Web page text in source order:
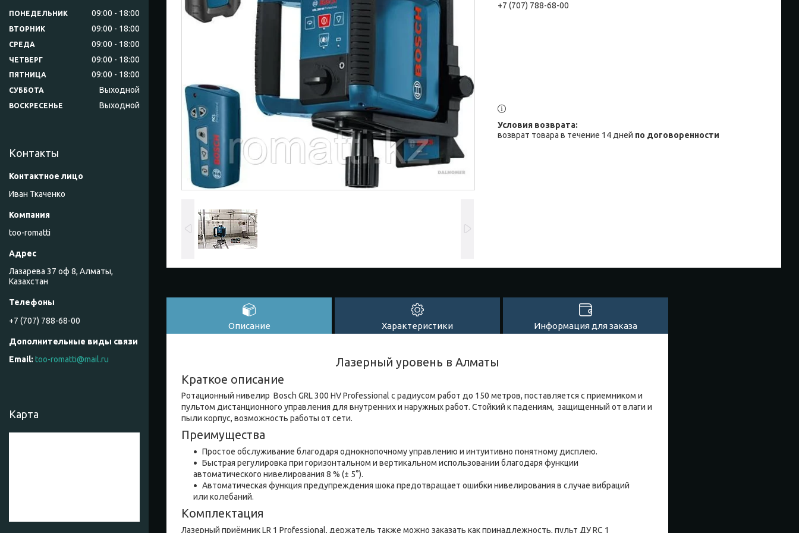
+7 (707) 788-68-00
возврат товара в течение 14 дней по договоренности
Описание Характеристики Информация для заказа
Лазерный уровень в Алматы
Краткое описание
Ротационный нивелир Bosch GRL 300 HV Professional с радиусом работ до 150 метров, поставляется с приемником и
пультом дистанционного управления для внутренних и наружных работ. Стойкий к падениям, защищенный от влаги и
пыли корпус, возможность работы от сети.
Преимущества
Простое обслуживание благодаря однокнопочному управлению и интуитивно понятному дисплею.
Быстрая регулировка при горизонтальном и вертикальном использовании благодаря функции
автоматического нивелирования 8 % (± 5°).
Автоматическая функция предупреждения шока предотвращает ошибки нивелирования в случае вибраций
или колебаний.
Комплектация
Лазерный приёмник LR 1 Professional, держатель также можно заказать как принадлежность, пульт ДУ RC 1
ПОНЕДЕЛЬНИК 09:00 18:00
ВТОРНИК 09:00 18:00
СРЕДА 09:00 18:00
ЧЕТВЕРГ 09:00 18:00
ПЯТНИЦА 09:00 18:00
СУББОТА Выходной
ВОСКРЕСЕНЬЕ Выходной
Контакты
Иван Ткаченко
too-romatti
Лазарева 37 оф 8, Алматы,
Казахстан
+7 (707) 788-68-00
too-romatti@mail.ru
Карта